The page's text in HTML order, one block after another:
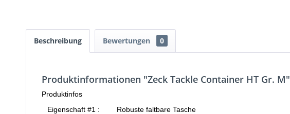
Beschreibung Bewertungen 0
Produktinformationen "Zeck Tackle Container HT Gr. M"
Produktinfos
Eigenschaft #1 :
Robuste faltbare Tasche